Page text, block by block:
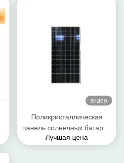
видео
Поликристаллическая
панель солнечных батарей
кремния 42.5v 300wat
Лучшая цена